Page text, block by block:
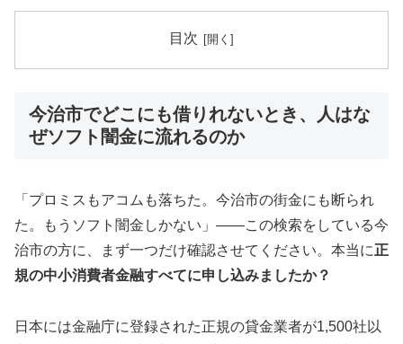
目次
今治市でどこにも借りれないとき、人はな
ぜソフト闇金に流れるのか
「プロミスもアコムも落ちた。今治市の街金にも断られ
た。もうソフト闇金しかない」——この検索をしている今
治市の方に、まず一つだけ確認させてください。本当に正
規の中小消費者金融すべてに申し込みましたか？
日本には金融庁に登録された正規の貸金業者が1,500社以